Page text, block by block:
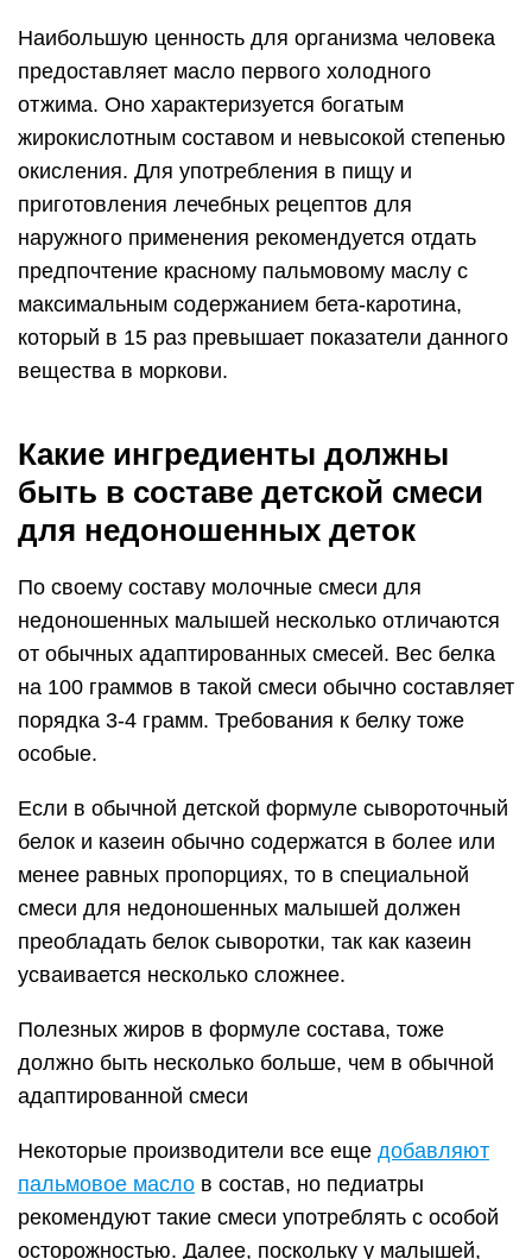
Наибольшую ценность для организма человека
предоставляет масло первого холодного
отжима. Оно характеризуется богатым
жирокислотным составом и невысокой степенью
окисления. Для употребления в пищу и
приготовления лечебных рецептов для
наружного применения рекомендуется отдать
предпочтение красному пальмовому маслу с
максимальным содержанием бета-каротина,
который в 15 раз превышает показатели данного
вещества в моркови.
Какие ингредиенты должны
быть в составе детской смеси
для недоношенных деток
По своему составу молочные смеси для
недоношенных малышей несколько отличаются
от обычных адаптированных смесей. Вес белка
на 100 граммов в такой смеси обычно составляет
порядка 3-4 грамм. Требования к белку тоже
особые.
Если в обычной детской формуле сывороточный
белок и казеин обычно содержатся в более или
менее равных пропорциях, то в специальной
смеси для недоношенных малышей должен
преобладать белок сыворотки, так как казеин
усваивается несколько сложнее.
Полезных жиров в формуле состава, тоже
должно быть несколько больше, чем в обычной
адаптированной смеси
Некоторые производители все еще добавляют
пальмовое масло в состав, но педиатры
рекомендуют такие смеси употреблять с особой
осторожностью. Далее, поскольку у малышей,